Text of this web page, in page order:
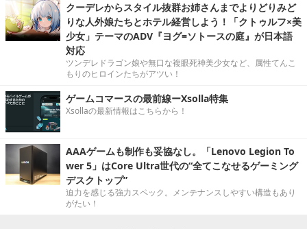
クーデレからスタイル抜群お姉さんまでよりどりみど
りな人外娘たちとホテル経営しよう！「クトゥルフ×美
少女」テーマのADV『ヨグ=ソトースの庭』が日本語
対応
ツンデレドラゴン娘や無口な複眼死神美少女など、属性てんこ
もりのヒロインたちがアツい！
ゲームコマースの最前線ーXsolla特集
Xsollaの最新情報はこちらから！
AAAゲームも制作も妥協なし。「Lenovo Legion To
wer 5」はCore Ultra世代の“全てこなせるゲーミング
デスクトップ”
迫力を感じる強力スペック。メンテナンスしやすい構造もあり
がたい！